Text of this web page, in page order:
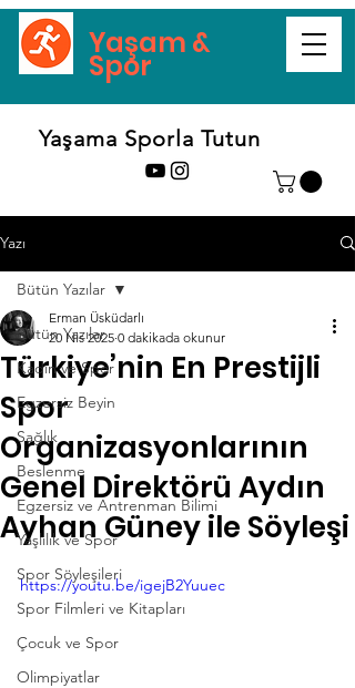
Yaşam &
Spor
Yaşama Sporla Tutun
Yazı
Bütün Yazılar
Kadın ve Spor
Egzersiz Beyin
Sağlık
Beslenme
Egzersiz ve Antrenman Bilimi
Yaşlılık ve Spor
Spor Söyleşileri
Spor Filmleri ve Kitapları
Çocuk ve Spor
Olimpiyatlar
Bütün Yazılar
Türkiye’nin En Prestijli
Spor
Organizasyonlarının
Genel Direktörü Aydın
Ayhan Güney ile Söyleşi
Erman Üsküdarlı
20 Nis 2025 0 dakikada okunur
https://youtu.be/igejB2Yuuec